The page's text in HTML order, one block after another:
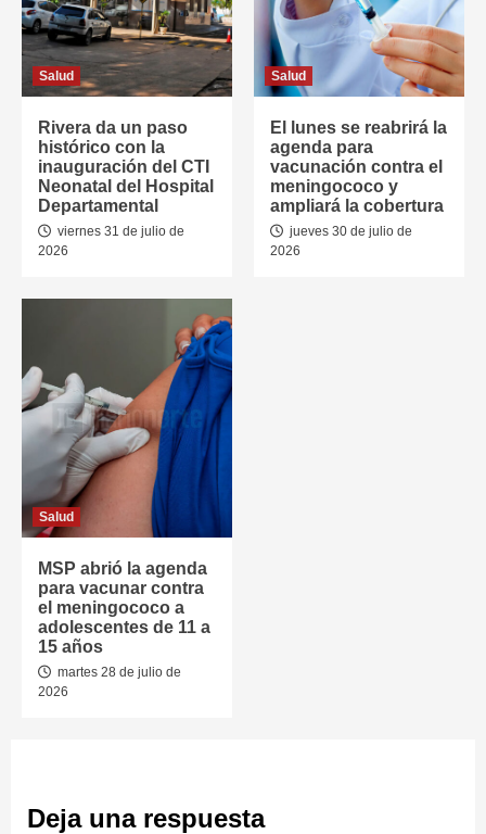
Salud
Rivera da un paso
histórico con la
inauguración del CTI
Neonatal del Hospital
Departamental
viernes 31 de julio de
2026
Salud
El lunes se reabrirá la
agenda para
vacunación contra el
meningococo y
ampliará la cobertura
jueves 30 de julio de
2026
Salud
MSP abrió la agenda
para vacunar contra
el meningococo a
adolescentes de 11 a
15 años
martes 28 de julio de
2026
Deja una respuesta